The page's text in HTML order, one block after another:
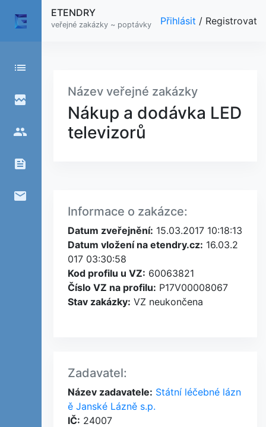
list
broken_image
people
feed
email
ETENDRY
veřejné zakázky ~ poptávky Přihlásit / Registrovat
Název veřejné zakázky
Nákup a dodávka LED
televizorů
Informace o zakázce:
Datum zveřejnění: 15.03.2017 10:18:13
Datum vložení na etendry.cz: 16.03.2
017 03:30:58
Kod profilu u VZ: 60063821
Číslo VZ na profilu: P17V00008067
Stav zakázky: VZ neukončena
Zadavatel:
Název zadavatele: Státní léčebné lázn
ě Janské Lázně s.p.
IČ: 24007